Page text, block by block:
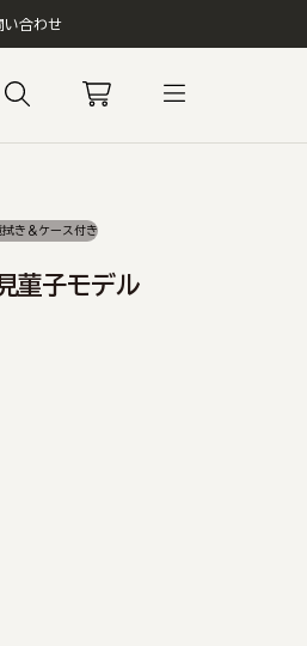
い合わせ
き＆ケース付き
菫子モデル